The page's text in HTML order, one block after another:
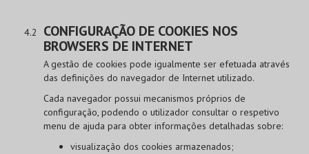
CONFIGURAÇÃO DE COOKIES NOS
BROWSERS DE INTERNET
A gestão de cookies pode igualmente ser efetuada através
das definições do navegador de Internet utilizado.
Cada navegador possui mecanismos próprios de
configuração, podendo o utilizador consultar o respetivo
menu de ajuda para obter informações detalhadas sobre:
visualização dos cookies armazenados;